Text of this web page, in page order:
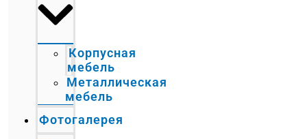
Корпусная
мебель
Металлическая
мебель
Фотогалерея